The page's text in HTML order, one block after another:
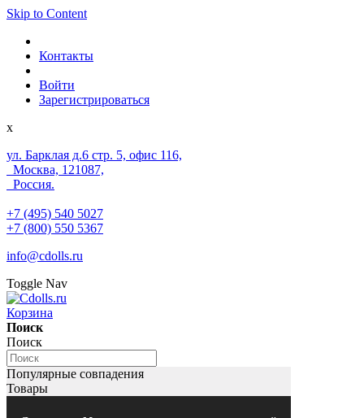
Skip to Content
Контакты
Войти
Зарегистрироваться
x
ул. Барклая д.6 стр. 5, офис 116,
Москва, 121087,
Россия.
+7 (495) 540 5027
+7 (800) 550 5367
info@cdolls.ru
Toggle Nav
Корзина
Поиск
Поиск
Популярные совпадения
Товары